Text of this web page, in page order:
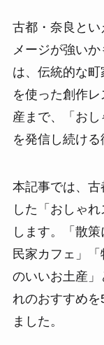
古都・奈良と
メージが強い
は、伝統的な
を使った創作
産まで、「お
を発信し続ける
本記事では、
した「おしゃ
します。「散
民家カフェ」
のいいお土産
れのおすすめ
ました。